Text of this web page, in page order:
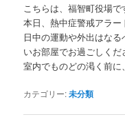
こちらは、福智町役場で
本日、熱中症警戒アラー
日中の運動や外出はな
いお部屋でお過ごしくだ
室内でものどの渇く前に
カテゴリー:未分類